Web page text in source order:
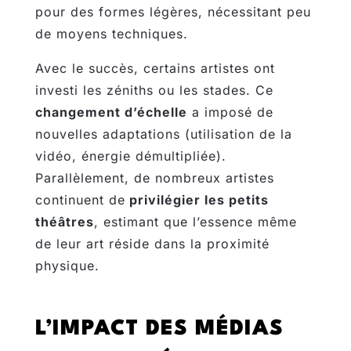
pour des formes légères, nécessitant peu
de moyens techniques.
Avec le succès, certains artistes ont
investi les zéniths ou les stades. Ce
changement d’échelle a imposé de
nouvelles adaptations (utilisation de la
vidéo, énergie démultipliée).
Parallèlement, de nombreux artistes
continuent de privilégier les petits
théâtres, estimant que l’essence même
de leur art réside dans la proximité
physique.
L’IMPACT DES MÉDIAS